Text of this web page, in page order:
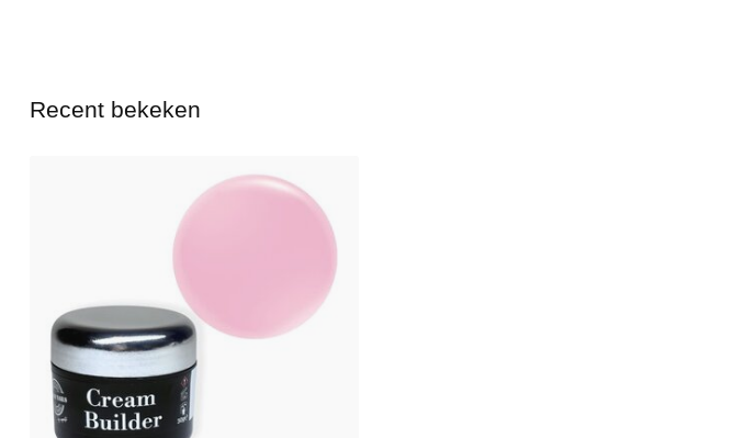
Recent bekeken